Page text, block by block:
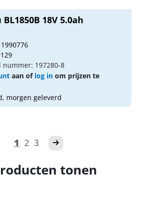
18V 5.0ah
197280-8
aan of log in om prijzen te
morgen geleverd
1 2 3
tonen